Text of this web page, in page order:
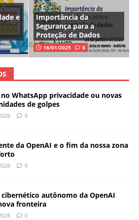
e
Importância da
Segurança para a
Proteção de Dados
16/01/2025 0
WhatsApp privacidade ou novas
de golpes
0
da OpenAI e o fim da nossa zona
0
autônomo da OpenAI
fronteira
0